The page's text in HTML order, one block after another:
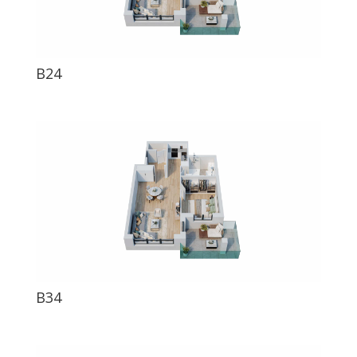
B24
B34